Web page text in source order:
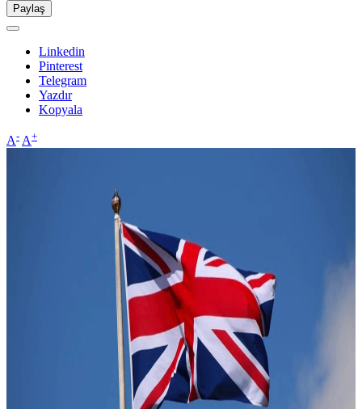
Paylaş
Linkedin
Pinterest
Telegram
Yazdır
Kopyala
A- A+